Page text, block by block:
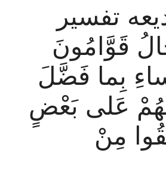
تفسیر
قَوَّامُونَ
بِما فَضَّلَ
عَلى‌ بَعْضٍ
مِنْ